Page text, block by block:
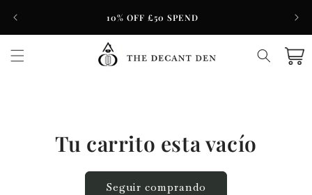
directamente
10% OFF £50 SPEND
Carrito
Tu carrito esta vacío
Seguir comprando